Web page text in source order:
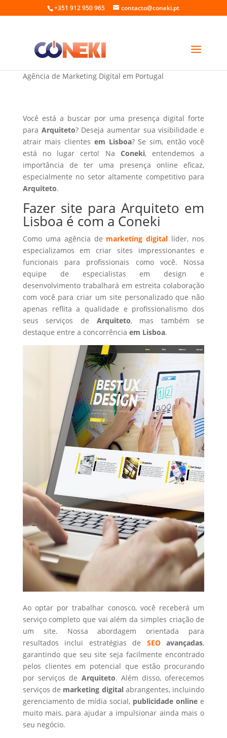
+351 912 950 965 contacto@coneki.pt
Fazer site para Arquiteto em Lisboa
Agência de Marketing Digital em Portugal
Você está a buscar por uma presença digital forte
para Arquiteto? Deseja aumentar sua visibilidade e
atrair mais clientes em Lisboa? Se sim, então você
está no lugar certo! Na Coneki, entendemos a
importância de ter uma presença online eficaz,
especialmente no setor altamente competitivo para
Arquiteto.
Fazer site para Arquiteto em
Lisboa é com a Coneki
Como uma agência de marketing digital líder, nos
especializamos em criar sites impressionantes e
funcionais para profissionais como você. Nossa
equipe de especialistas em design e
desenvolvimento trabalhará em estreita colaboração
com você para criar um site personalizado que não
apenas reflita a qualidade e profissionalismo dos
seus serviços de Arquiteto, mas também se
destaque entre a concorrência em Lisboa.
Ao optar por trabalhar conosco, você receberá um
serviço completo que vai além da simples criação de
um site. Nossa abordagem orientada para
resultados inclui estratégias de SEOavançadas,
garantindo que seu site seja facilmente encontrado
pelos clientes em potencial que estão procurando
por serviços de Arquiteto. Além disso, oferecemos
serviços de marketing digital abrangentes, incluindo
gerenciamento de mídia social, publicidade online e
muito mais, para ajudar a impulsionar ainda mais o
seu negócio.